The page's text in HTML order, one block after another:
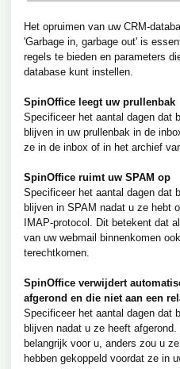
Het opruimen van uw CRM-
'Garbage in, garbage out' is
regels te bieden en parameters
database kunt instellen.
SpinOffice leegt uw prullenbak
Specificeer het aantal dagen dat
blijven in uw prullenbak in de
ze in de inbox of in het archief
SpinOffice ruimt uw SPAM op
Specificeer het aantal dagen dat
blijven in SPAM nadat u ze hebt
IMAP-protocol. Dit betekent dat
van uw webmail binnenkomen
terechtkomen.
SpinOffice verwijdert
afgerond en die niet aan een
Specificeer het aantal dagen dat
blijven nadat u ze heeft
belangrijk voor u, anders zou u
hebben gekoppeld voordat ze in